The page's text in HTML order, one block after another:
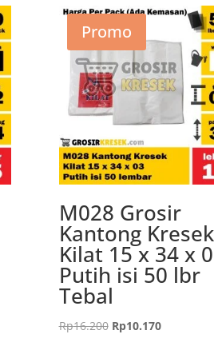
Promo
M028 Grosir
Kantong Kresek
Kilat 15 x 34 x
Putih isi 50 lbr
Tebal
Rp16.200 Harga
Rp10.170Harga